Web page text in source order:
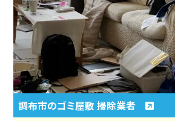
調布市のゴミ屋敷 掃除業者